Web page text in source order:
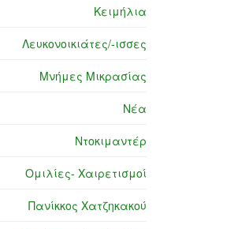
Κειμήλια
Λευκονοικιάτες/-ισσες
Μνήμες Μικρασίας
Νέα
Ντοκιμαντέρ
Ομιλίες- Χαιρετισμοί
Πανίκκος Χατζηκακού